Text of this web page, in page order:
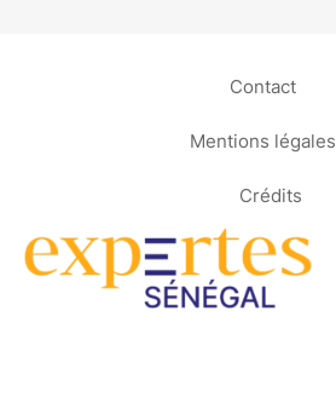
Contact
Mentions légales
Crédits